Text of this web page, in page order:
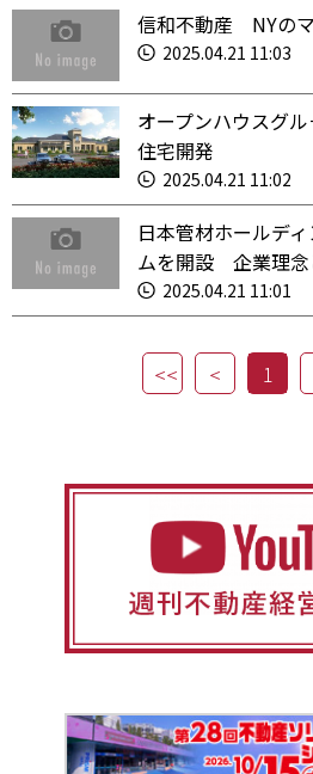
信和不動産 NYの
2025.04.21 11:03
オープンハウスグ
住宅開発
2025.04.21 11:02
日本管材ホールデ
ムを開設 企業理念
2025.04.21 11:01
1